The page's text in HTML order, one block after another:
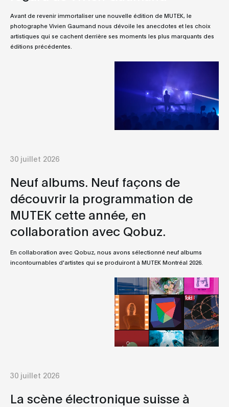
Avant de revenir immortaliser une nouvelle édition de MUTEK, le
photographe Vivien Gaumand nous dévoile les anecdotes et les choix
artistiques qui se cachent derrière ses moments les plus marquants des
éditions précédentes.
30 juillet 2026
Neuf albums. Neuf façons de
découvrir la programmation de
MUTEK cette année, en
collaboration avec Qobuz.
En collaboration avec Qobuz, nous avons sélectionné neuf albums
incontournables d'artistes qui se produiront à MUTEK Montréal 2026.
30 juillet 2026
La scène électronique suisse à